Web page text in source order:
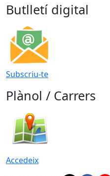
Butlletí digital
Subscriu-te
Plànol / Carrers
Accedeix